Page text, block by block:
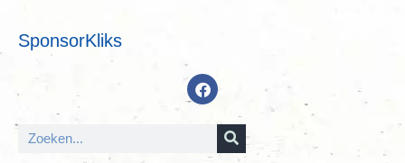
SponsorKliks